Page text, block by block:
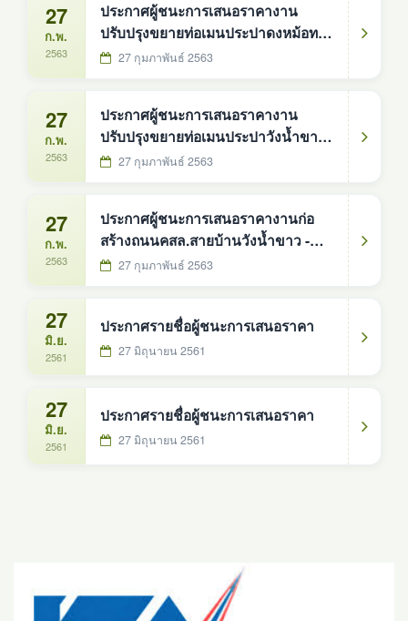
27
ก.พ.
2563
ประกาศผู้ชนะการเสนอราคางาน
ปรับปรุงขยายท่อเมนประปาดงหม้อทอง
หมู่ที่627 กุมภาพันธ์ 2563
27
ก.พ.
2563
ประกาศผู้ชนะการเสนอราคางาน
ปรับปรุงขยายท่อเมนประปาวังน้ำขาว
หมู่ที่327 กุมภาพันธ์ 2563
27
ก.พ.
2563
ประกาศผู้ชนะการเสนอราคางานก่อ
สร้างถนนคสล.สายบ้านวังน้ำขาว -
บ้านดู่27 กุมภาพันธ์ 2563
27
มิ.ย.
2561
ประกาศรายชื่อผู้ชนะการเสนอราคา
27 มิถุนายน 2561
27
มิ.ย.
2561
ประกาศรายชื่อผู้ชนะการเสนอราคา
27 มิถุนายน 2561